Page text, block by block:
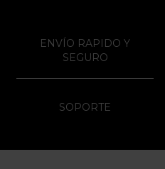
ENVÍO RAPIDO Y
SEGURO
SOPORTE